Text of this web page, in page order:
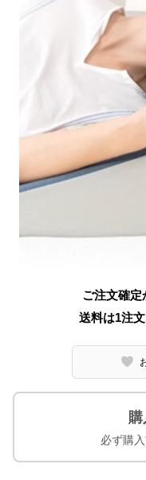
ご注文確定
送料は1注
必ず購